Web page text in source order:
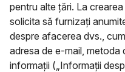
pentru alte țări. La
solicita să furnizați
despre afacerea dvs.,
adresa de e-mail, metoda
informații („Informații